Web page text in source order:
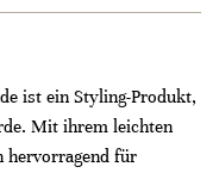
ist ein Styling-Produkt,
Mit ihrem leichten
hervorragend für